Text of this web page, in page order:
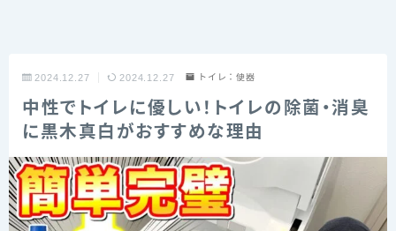
2024.12.27 2024.12.27 トイレ：便器
中性でトイレに優しい！トイレの除菌・消臭
に黒木真白がおすすめな理由